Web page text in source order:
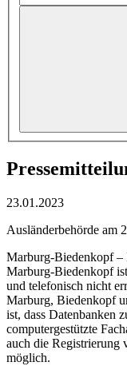
23.01.2023
Ausländerbehörde am
Marburg-Biedenkopf –
Marburg-Biedenkopf
und telefonisch nicht
Marburg, Biedenkopf
ist, dass Datenbanken
computergestützte
auch die Registrierung
möglich.